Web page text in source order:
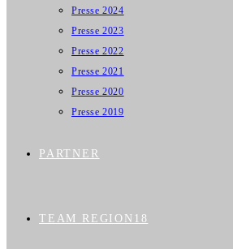
Presse 2024
Presse 2023
Presse 2022
Presse 2021
Presse 2020
Presse 2019
PARTNER
TEAM REGION18